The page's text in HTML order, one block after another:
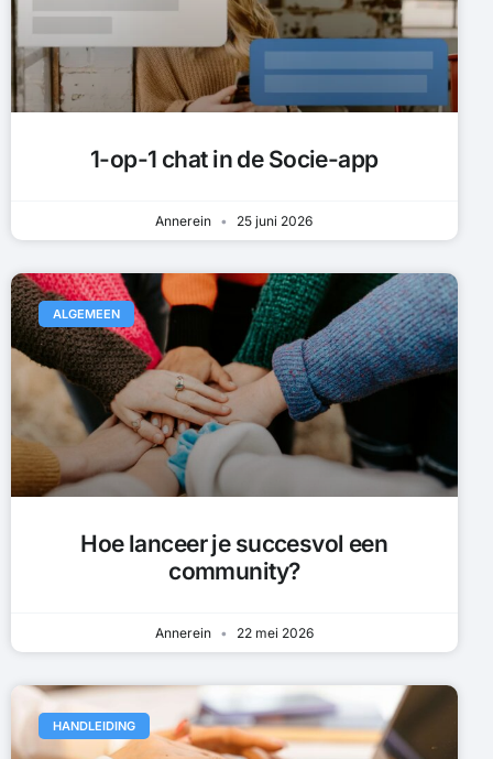
1-op-1 chat in de Socie-app
Annerein 25 juni 2026
ALGEMEEN
Hoe lanceer je succesvol een
community?
Annerein 22 mei 2026
HANDLEIDING